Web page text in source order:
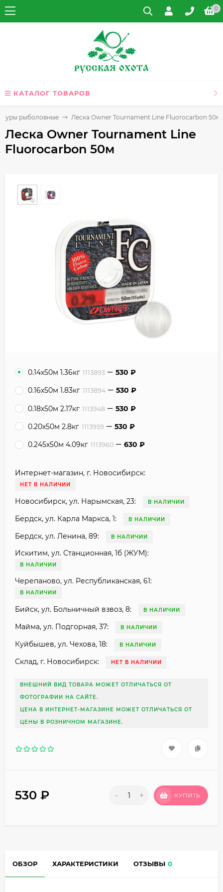
0
КАТАЛОГ ТОВАРОВ
рыболовные Леска Owner Tournament Line Fluorocarbon 50м
Леска Owner Tournament Line
Fluorocarbon 50м
0.14х50м 1.36кг 1113893 530 ₽
0.16х50м 1.83кг 1113894 530 ₽
0.18х50м 2.17кг 1113948 530 ₽
0.20х50м 2.8кг 1113959 530 ₽
0.245х50м 4.09кг 1113960 630 ₽
Интернет-магазин, г. Новосибирск:
НЕТ В НАЛИЧИИ
Новосибирск, ул. Нарымская, 23: В НАЛИЧИИ
Бердск, ул. Карла Маркса, 1: В НАЛИЧИИ
Бердск, ул. Ленина, 89: В НАЛИЧИИ
Искитим, ул. Станционная, 1б (ЖУМ):
В НАЛИЧИИ
Черепаново, ул. Республиканская, 61:
В НАЛИЧИИ
Бийск, ул. Больничный взвоз, 8: В НАЛИЧИИ
Майма, ул. Подгорная, 37: В НАЛИЧИИ
Куйбышев, ул. Чехова, 18: В НАЛИЧИИ
Склад, г. Новосибирск: НЕТ В НАЛИЧИИ
ВНЕШНИЙ ВИД ТОВАРА МОЖЕТ ОТЛИЧАТЬСЯ ОТ
ФОТОГРАФИИ НА САЙТЕ.
ЦЕНА В ИНТЕРНЕТ-МАГАЗИНЕ МОЖЕТ ОТЛИЧАТЬСЯ ОТ
ЦЕНЫ В РОЗНИЧНОМ МАГАЗИНЕ.
530 ₽ - + КУПИТЬ
ОБЗОР ХАРАКТЕРИСТИКИ ОТЗЫВЫ 0